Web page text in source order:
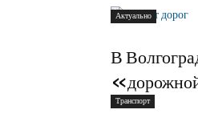
Актуально
В
Транспорт